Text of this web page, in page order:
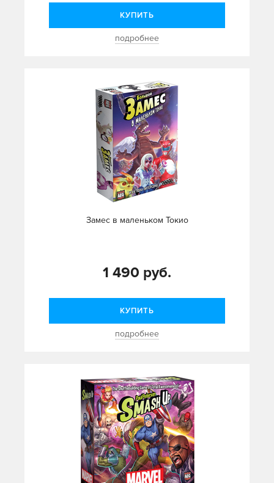
КУПИТЬ
подробнее
Замес в маленьком Токио
1 490 руб.
КУПИТЬ
подробнее